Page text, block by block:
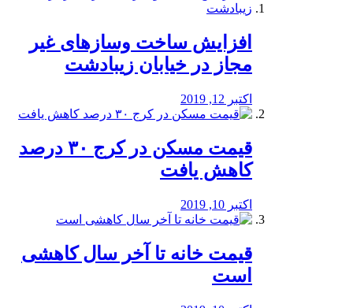
افزایش ساخت وسازهای غیر
مجاز در خیابان زیبادشت
اکتبر 12, 2019
️قیمت مسکن در کرج ۳۰ درصد
کاهش یافت
اکتبر 10, 2019
قیمت خانه تا آخر سال کاهشی
است